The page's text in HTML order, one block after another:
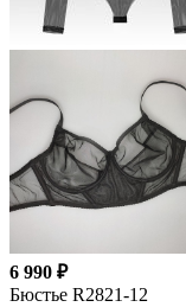
6 990 ₽
Бюстье R2821-12